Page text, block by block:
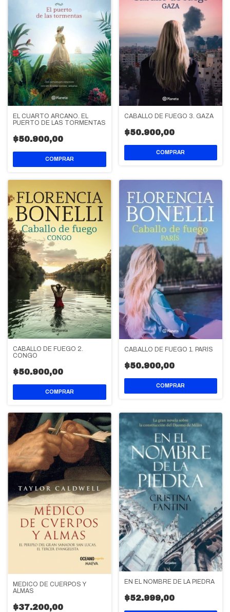
EL CUARTO ARCANO. EL
PUERTO DE LAS TORMENTAS
$50.900,00
CABALLO DE FUEGO 3. GAZA
$50.900,00
CABALLO DE FUEGO 2.
CONGO
$50.900,00
CABALLO DE FUEGO 1. PARÍS
$50.900,00
MEDICO DE CUERPOS Y
ALMAS
$37.200,00
EN EL NOMBRE DE LA PIEDRA
$52.999,00